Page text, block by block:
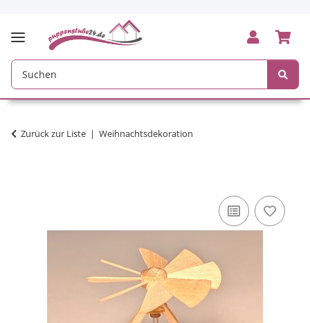
Zurück zur Liste Weihnachtsdekoration